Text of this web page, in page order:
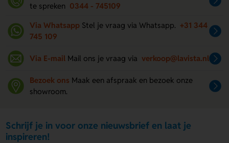
te spreken 0344 - 745109
Via Whatsapp Stel je vraag via Whatsapp. +31 344
745 109
Via E-mail Mail ons je vraag via verkoop@lavista.nl
Bezoek ons Maak een afspraak en bezoek onze
showroom.
Schrijf je in voor onze nieuwsbrief en laat je
inspireren!